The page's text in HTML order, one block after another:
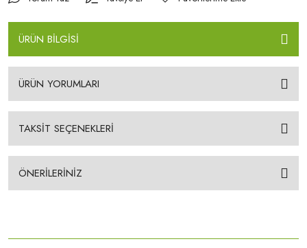
ÜRÜN BİLGİSİ
ÜRÜN YORUMLARI
TAKSİT SEÇENEKLERİ
ÖNERİLERİNİZ